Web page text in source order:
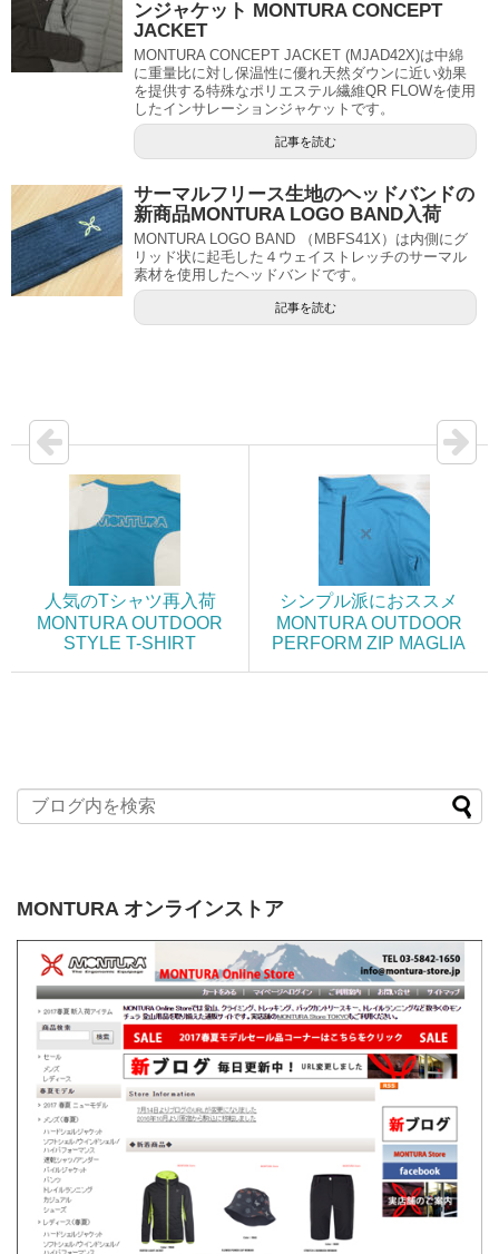
ンジャケット MONTURA CONCEPT
JACKET
MONTURA CONCEPT JACKET (MJAD42X)は中綿
に重量比に対し保温性に優れ天然ダウンに近い効果
を提供する特殊なポリエステル繊維QR FLOWを使用
したインサレーションジャケットです。
記事を読む
サーマルフリース生地のヘッドバンドの
新商品MONTURA LOGO BAND入荷
MONTURA LOGO BAND （MBFS41X）は内側にグ
リッド状に起毛した４ウェイストレッチのサーマル
素材を使用したヘッドバンドです。
記事を読む
人気のTシャツ再入荷
MONTURA OUTDOOR
STYLE T-SHIRT
シンプル派におススメ
MONTURA OUTDOOR
PERFORM ZIP MAGLIA
MONTURA オンラインストア